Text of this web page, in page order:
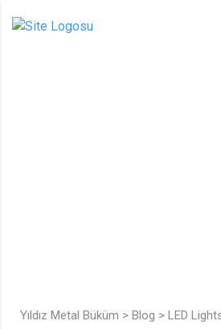
Yıldız Metal Büküm > Blog > LED